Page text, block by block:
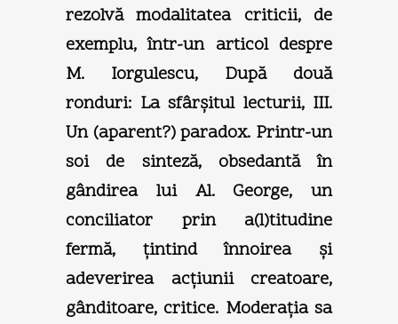
rezolvă modalitatea criticii, de
exemplu, într-un articol despre
M. Iorgulescu, După două
ronduri: La sfârşitul lecturii, III.
Un (aparent?) paradox. Printr-un
soi de sinteză, obsedantă în
gândirea lui Al. George, un
conciliator prin a(l)titudine
fermă, ţintind înnoirea şi
adeverirea acţiunii creatoare,
gânditoare, critice. Moderaţia sa